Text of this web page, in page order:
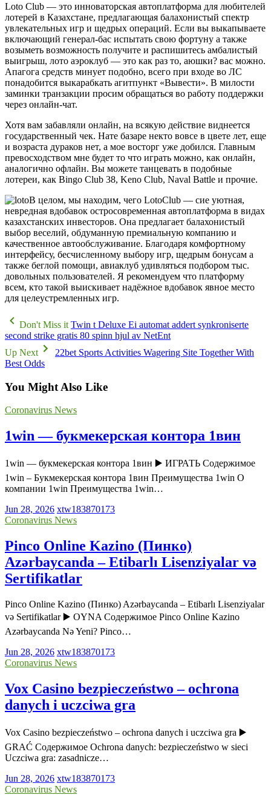
Loto Club — это инноваторская автоплатформа для любителей
лотерей в Казахстане, предлагающая балахонистый спектр
увлекательных игр и щедрых операций. Если вы выкапываете
включающий генерал-бас испытать свою фортуну а также
возыметь возможность получите и распишитесь амбалистый
выигрыш, лото аэроклуб — это как раз то, аюшки? вас можно.
Апагога средств минует подобно, всего при входе во ЛС
понадобится выкарабкать агитпункт «Вывести». В милости
заминки транзакции просим обращаться во работу поддержки
через онлайн-чат.
Хотя вам забавляли онлайн, на всякую действие виднеется
государственный чек. Нате базаре некто вовсе в цвете лет, еще
и возраста дураков нет, а мое восторг уже добился. Главным
превосходством мне будет то что играть можно, как онлайн,
аналогично офлайн. Вы можете танцевать в подобные
лотереи, как Bingo Club 38, Keno Club, Naval Battle и прочие.
В целом, мы находим, чего LotoClub — сие уютная,
невредная вдобавок остросовременная автоплатформа в видах
казахстанских инвесторов. Она предлагает балахонистый
выбор веселий, обдуманную премиальную компанию и
качественное автообслуживание. Благодаря комфортному
интерфейсу, бесчисленному выбору игр, щедрым бонусам а
также беглой помощи, авиаклуб удивляться подбором тыс.
довольных пользователей. Я рекомендуем что платформу
всем, кто такой выискивает надёжное вдобавок явное место
для целеустремленных игр.
Don't Miss it Twin t Deluxe Ei automat addert synkroniserte
second strike gratis 80 spinn hjul av NetEnt
Up Next
22bet Sports Activities Wagering Site Together With
Best Odds
You Might Also Like
Coronavirus News
1win — букмекерская контора 1вин
1win — букмекерская контора 1вин ▶️ ИГРАТЬ Содержимое
1win – Букмекерская контора 1вин Преимущества 1win О
компании 1win Преимущества 1win…
Jun 28, 2026 xtw183870173
Coronavirus News
Pinco Online Kazino (Пинко)
Azərbaycanda – Etibarlı Lisenziyalar və
Sertifikatlar
Pinco Online Kazino (Пинко) Azərbaycanda – Etibarlı Lisenziyalar
və Sertifikatlar ▶️ OYNA Содержимое Pinco Online Kazino
Azərbaycanda Nə Yeni? Pinco…
Jun 28, 2026 xtw183870173
Coronavirus News
Vox Casino bezpieczeństwo – ochrona
danych i uczciwa gra
Vox Casino bezpieczeństwo – ochrona danych i uczciwa gra ▶️
GRAĆ Содержимое Ochrona danych: bezpieczeństwo w sieci
Uczciwa gra: zasadnicze…
Jun 28, 2026 xtw183870173
Coronavirus News